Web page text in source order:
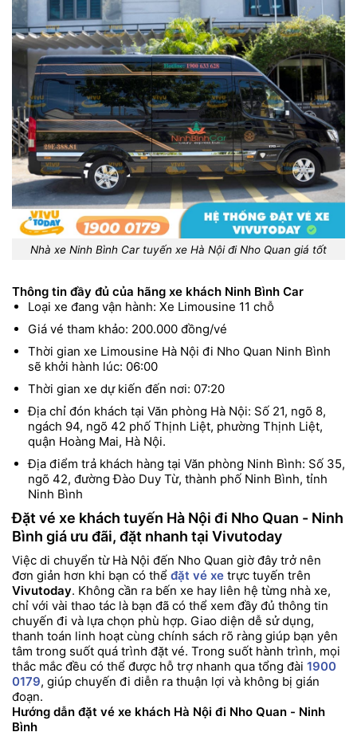
Nhà xe Ninh Bình Car tuyến xe Hà Nội đi Nho Quan giá tốt
Thông tin đầy đủ của hãng xe khách Ninh Bình Car
Loại xe đang vận hành: Xe Limousine 11 chỗ
Giá vé tham khảo: 200.000 đồng/vé
Thời gian xe Limousine Hà Nội đi Nho Quan Ninh Bình
sẽ khởi hành lúc: 06:00
Thời gian xe dự kiến đến nơi: 07:20
Địa chỉ đón khách tại Văn phòng Hà Nội: Số 21, ngõ 8,
ngách 94, ngõ 42 phố Thịnh Liệt, phường Thịnh Liệt,
quận Hoàng Mai, Hà Nội.
Địa điểm trả khách hàng tại Văn phòng Ninh Bình: Số 35,
ngõ 42, đường Đào Duy Từ, thành phố Ninh Bình, tỉnh
Ninh Bình
Đặt vé xe khách tuyến Hà Nội đi Nho Quan - Ninh
Bình giá ưu đãi, đặt nhanh tại Vivutoday
Việc di chuyển từ Hà Nội đến Nho Quan giờ đây trở nên
đơn giản hơn khi bạn có thể đặt vé xe trực tuyến trên
Vivutoday. Không cần ra bến xe hay liên hệ từng nhà xe,
chỉ với vài thao tác là bạn đã có thể xem đầy đủ thông tin
chuyến đi và lựa chọn phù hợp. Giao diện dễ sử dụng,
thanh toán linh hoạt cùng chính sách rõ ràng giúp bạn yên
tâm trong suốt quá trình đặt vé. Trong suốt hành trình, mọi
thắc mắc đều có thể được hỗ trợ nhanh qua tổng đài 1900
0179, giúp chuyến đi diễn ra thuận lợi và không bị gián
đoạn.
Hướng dẫn đặt vé xe khách Hà Nội đi Nho Quan - Ninh
Bình